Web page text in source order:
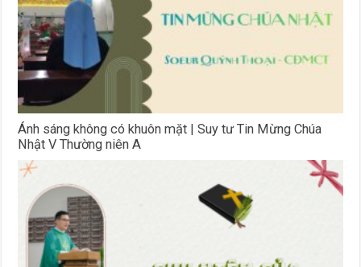
Ánh sáng không có khuôn mặt | Suy tư Tin Mừng Chúa
Nhật V Thường niên A